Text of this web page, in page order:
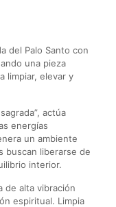
del Palo Santo con
una pieza
limpiar, elevar y
actúa
energías
un ambiente
buscan liberarse de
interior.
de alta vibración
espiritual. Limpia